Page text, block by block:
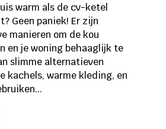
warm als de cv-ketel
Geen paniek! Er zijn
manieren om de kou
en je woning behaaglijk te
slimme alternatieven
kachels, warme kleding, en